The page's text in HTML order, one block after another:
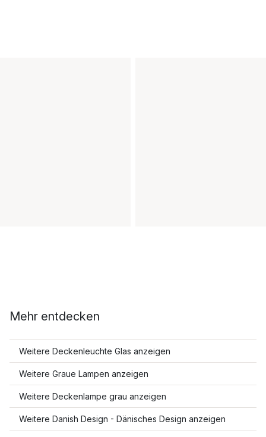
Mehr entdecken
Weitere Deckenleuchte Glas anzeigen
Weitere Graue Lampen anzeigen
Weitere Deckenlampe grau anzeigen
Weitere Danish Design - Dänisches Design anzeigen